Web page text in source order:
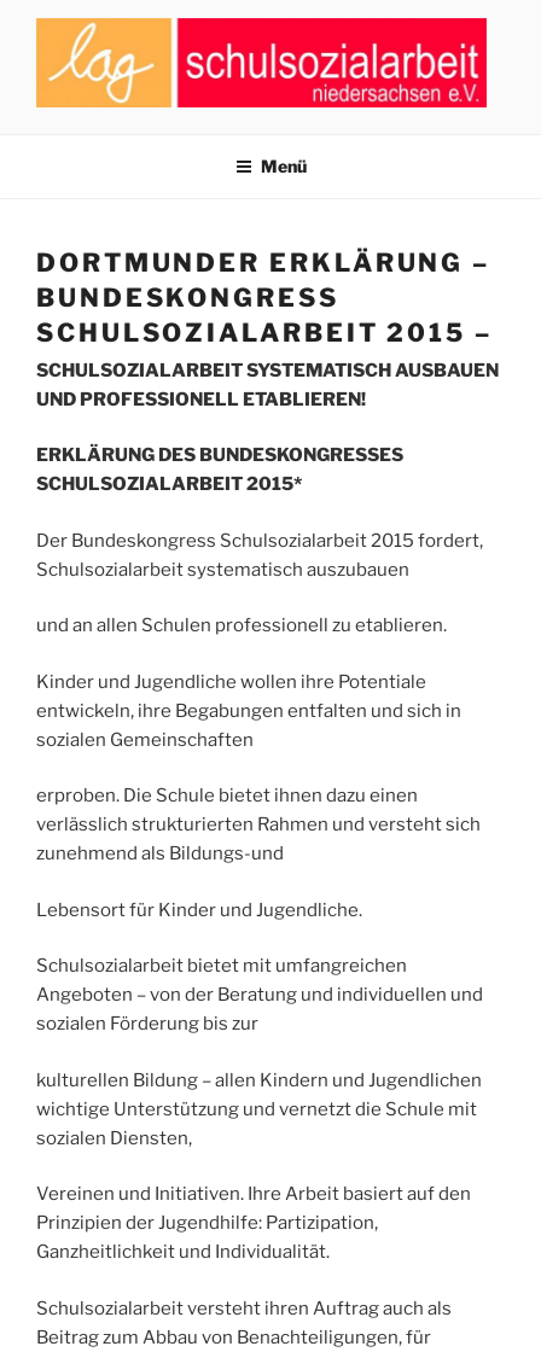
Zum
springen
NIEDERSACHSEN E.V.
Menü
DORTMUNDER ERKLÄRUNG –
BUNDESKONGRESS
SCHULSOZIALARBEIT 2015 –
SCHULSOZIALARBEIT SYSTEMATISCH AUSBAUEN
UND PROFESSIONELL ETABLIEREN!
ERKLÄRUNG DES BUNDESKONGRESSES
SCHULSOZIALARBEIT 2015*
Der Bundeskongress Schulsozialarbeit 2015 fordert,
Schulsozialarbeit systematisch auszubauen
und an allen Schulen professionell zu etablieren.
Kinder und Jugendliche wollen ihre Potentiale
entwickeln, ihre Begabungen entfalten und sich in
sozialen Gemeinschaften
erproben. Die Schule bietet ihnen dazu einen
verlässlich strukturierten Rahmen und versteht sich
zunehmend als Bildungs-und
Lebensort für Kinder und Jugendliche.
Schulsozialarbeit bietet mit umfangreichen
Angeboten – von der Beratung und individuellen und
sozialen Förderung bis zur
kulturellen Bildung – allen Kindern und Jugendlichen
wichtige Unterstützung und vernetzt die Schule mit
sozialen Diensten,
Vereinen und Initiativen. Ihre Arbeit basiert auf den
Prinzipien der Jugendhilfe: Partizipation,
Ganzheitlichkeit und Individualität.
Schulsozialarbeit versteht ihren Auftrag auch als
Beitrag zum Abbau von Benachteiligungen, für